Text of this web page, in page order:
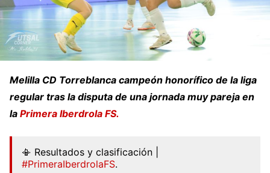
Melilla CD Torreblanca campeón honorífico de la liga
regular tras la disputa de una jornada muy pareja en
la Primera Iberdrola FS.
📳 Resultados y clasificación |
#PrimeraIberdrolaFS.